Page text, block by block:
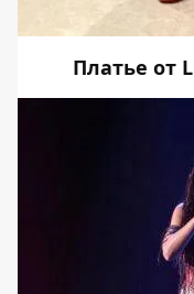
Платье от